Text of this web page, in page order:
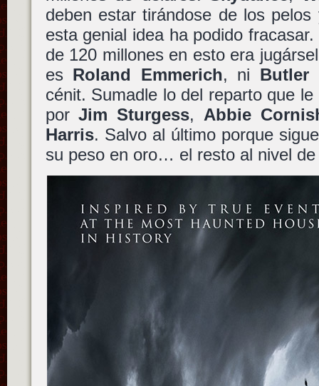
deben estar tirándose de los
esta genial idea ha podido
de 120 millones en esto era
es Roland Emmerich, ni Butler
cénit. Sumadle lo del reparto que
porJim Sturgess, Abbie
Harris. Salvo al último porque
su peso en oro… el resto al nivel